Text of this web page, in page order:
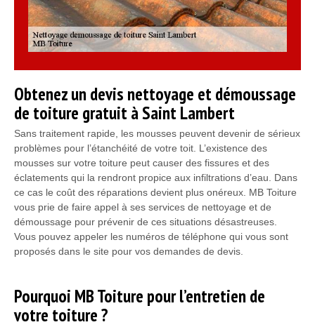
Obtenez un devis nettoyage et démoussage
de toiture gratuit à Saint Lambert
Sans traitement rapide, les mousses peuvent devenir de sérieux
problèmes pour l’étanchéité de votre toit. L’existence des
mousses sur votre toiture peut causer des fissures et des
éclatements qui la rendront propice aux infiltrations d’eau. Dans
ce cas le coût des réparations devient plus onéreux. MB Toiture
vous prie de faire appel à ses services de nettoyage et de
démoussage pour prévenir de ces situations désastreuses.
Vous pouvez appeler les numéros de téléphone qui vous sont
proposés dans le site pour vos demandes de devis.
Pourquoi MB Toiture pour l’entretien de
votre toiture ?